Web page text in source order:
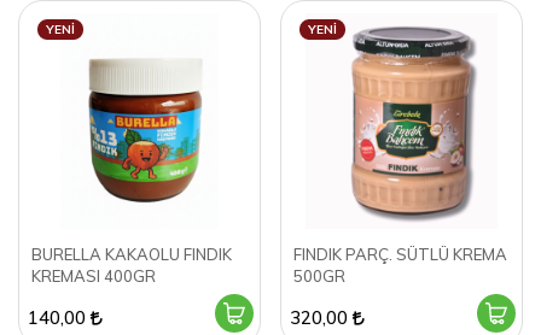
BURELLA KAKAOLU FINDIK
KREMASI 400GR
140,00
YENI
FINDIK PARÇ. SÜTLÜ KREMA
500GR
320,00
YENI